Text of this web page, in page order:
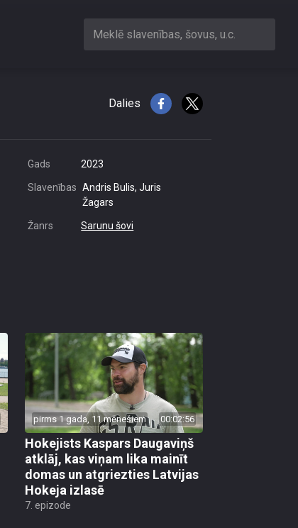
Meklē slavenības, šovus, u.c.
Dalies
Gads 2023
Slavenības Andris Bulis, Juris
Žagars
Žanrs Sarunu šovi
pirms 1 gada, 11 mēnešiem 00:02:56
Hokejists Kaspars Daugaviņš
atklāj, kas viņam lika mainīt
domas un atgriezties Latvijas
Hokeja izlasē
7. epizode